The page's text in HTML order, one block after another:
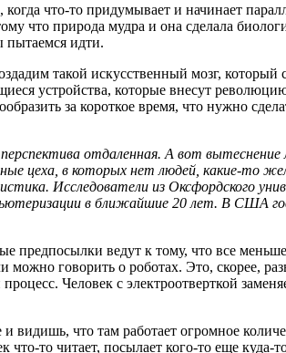
что-то придумывает и начинает
что природа мудра и она сделала
идти.
такой искусственный мозг,
устройства, которые внесут
за короткое время, что нужно
отдаленная. А вот
цеха, в которых нет людей, какие-
Исследователи из Оксфордского
в ближайшие 20 лет. В США
предпосылки ведут к тому, что все
можно говорить о роботах. Это, скорее,
Человек с электроотверткой
видишь, что там работает огромное
что-то читает, посылает кого-то еще